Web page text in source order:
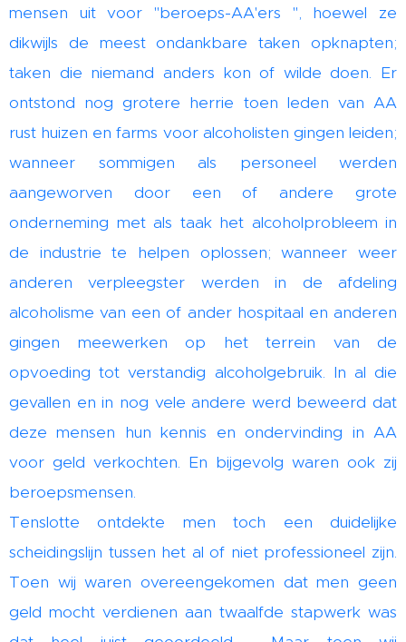
mensen uit voor "beroeps-AA'ers ", hoewel ze
dikwijls de meest ondankbare taken opknapten;
taken die niemand anders kon of wilde doen. Er
ontstond nog grotere herrie toen leden van AA
rust­ huizen en farms voor alcoholisten gingen leiden;
wanneer sommigen als personeel werden
aangeworven door een of andere grote
onderneming met als taak het alcoholprobleem in
de industrie te helpen oplossen; wanneer weer
anderen verpleegster werden in de afdeling
alcoholisme van een of ander hospitaal en anderen
gingen meewerken op het terrein van de
opvoeding tot verstandig alcoholgebruik. In al die
gevallen en in nog vele andere werd beweerd dat
deze mensen hun kennis en ondervinding in AA
voor geld verkochten. En bijgevolg waren ook zij
beroepsmensen.
Tenslotte ontdekte men toch een duidelijke
scheidingslijn tussen het al of niet professioneel zijn.
Toen wij waren overeengekomen dat men geen
geld mocht verdienen aan twaalfde stapwerk was